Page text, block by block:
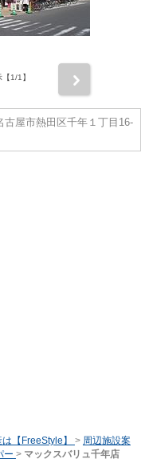
1/1】
古屋市熱田区千年１丁目16-
【FreeStyle】 > 周辺施設案
ー > マックスバリュ千年店